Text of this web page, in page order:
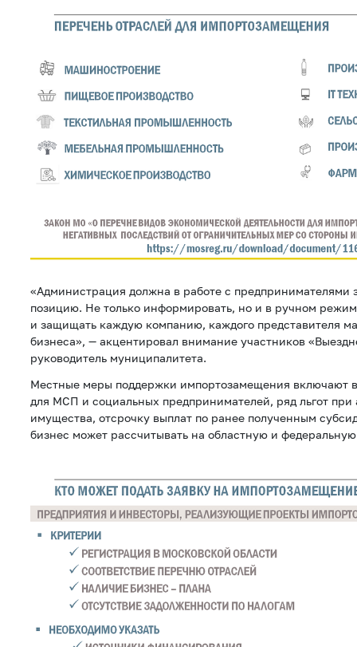
«Администрация должна в работе с предпринимателями
позицию. Не только информировать, но и в ручном
и защищать каждую компанию, каждого представителя
бизнеса», — акцентировал внимание участников
руководитель муниципалитета.
Местные меры поддержки импортозамещения включают
для МСП и социальных предпринимателей, ряд льгот при
имущества, отсрочку выплат по ранее полученным
бизнес может рассчитывать на областную и